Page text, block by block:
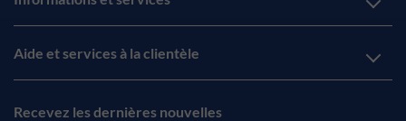
Aide et services à la clientèle
Recevez les dernières nouvelles